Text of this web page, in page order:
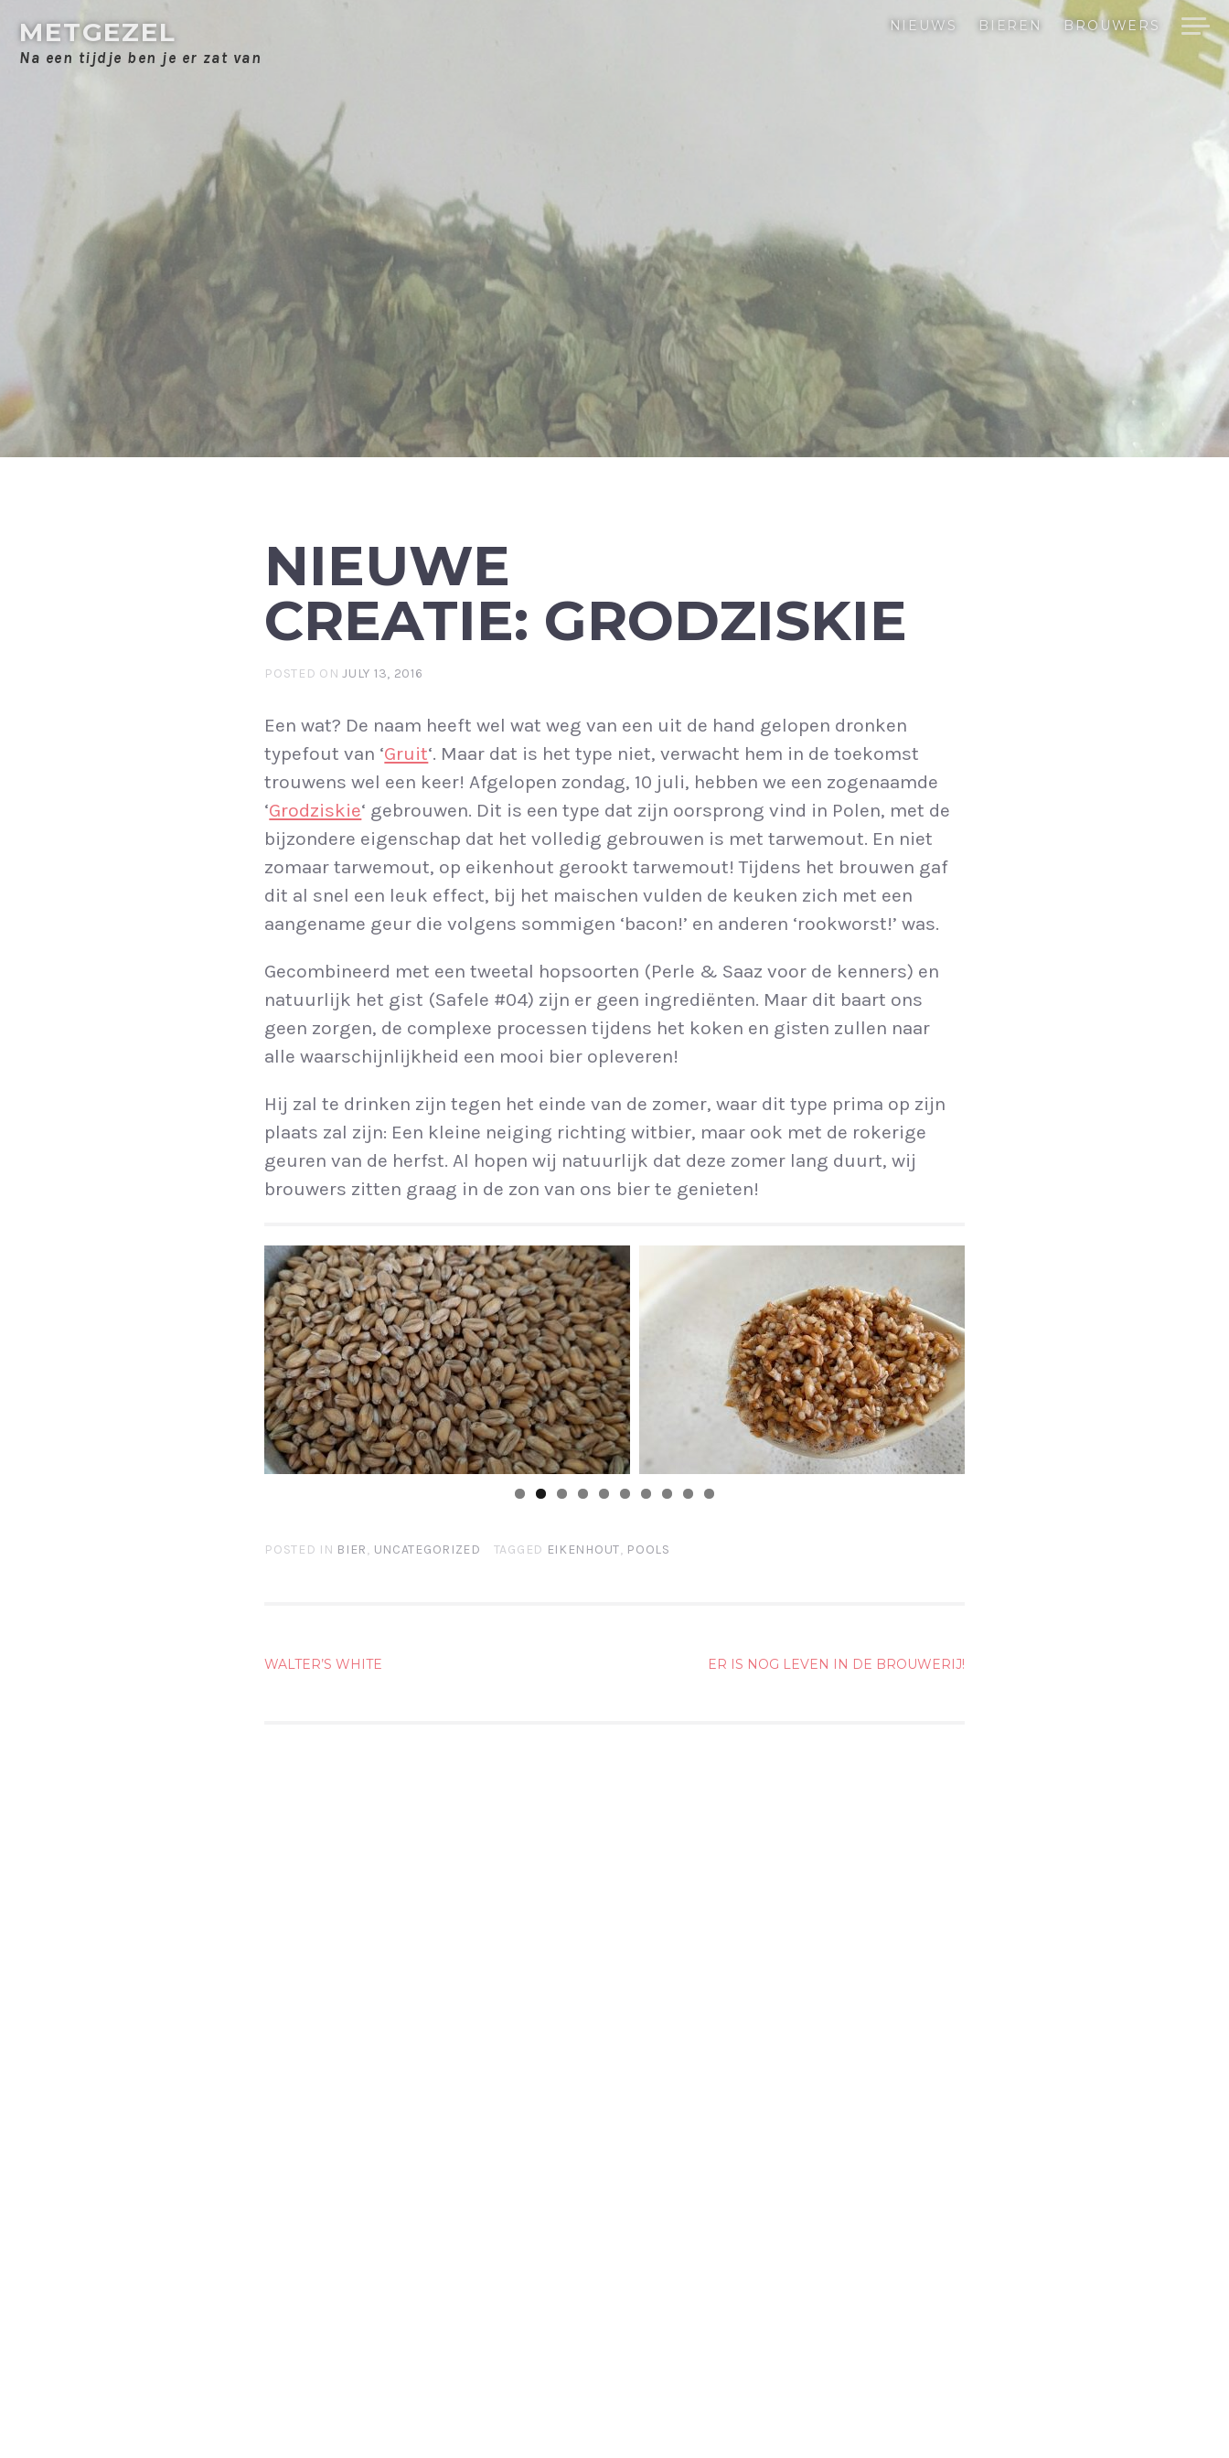
content
METGEZEL
Na een tijdje ben je er zat van
NIEUWS BIEREN BROUWERS
NIEUWE
CREATIE: GRODZISKIE
POSTED ONJULY 13, 2016
Een wat? De naam heeft wel wat weg van een uit de hand gelopen dronken
typefout van ‘Gruit‘. Maar dat is het type niet, verwacht hem in de toekomst
trouwens wel een keer! Afgelopen zondag, 10 juli, hebben we een zogenaamde
‘Grodziskie‘ gebrouwen. Dit is een type dat zijn oorsprong vind in Polen, met de
bijzondere eigenschap dat het volledig gebrouwen is met tarwemout. En niet
zomaar tarwemout, op eikenhout gerookt tarwemout! Tijdens het brouwen gaf
dit al snel een leuk effect, bij het maischen vulden de keuken zich met een
aangename geur die volgens sommigen ‘bacon!’ en anderen ‘rookworst!’ was.
Gecombineerd met een tweetal hopsoorten (Perle & Saaz voor de kenners) en
natuurlijk het gist (Safele #04) zijn er geen ingrediënten. Maar dit baart ons
geen zorgen, de complexe processen tijdens het koken en gisten zullen naar
alle waarschijnlijkheid een mooi bier opleveren!
Hij zal te drinken zijn tegen het einde van de zomer, waar dit type prima op zijn
plaats zal zijn: Een kleine neiging richting witbier, maar ook met de rokerige
geuren van de herfst. Al hopen wij natuurlijk dat deze zomer lang duurt, wij
brouwers zitten graag in de zon van ons bier te genieten!
POSTED IN BIER, UNCATEGORIZED TAGGED EIKENHOUT, POOLS
POST
WALTER’S WHITE ER IS NOG LEVEN IN DE BROUWERIJ!